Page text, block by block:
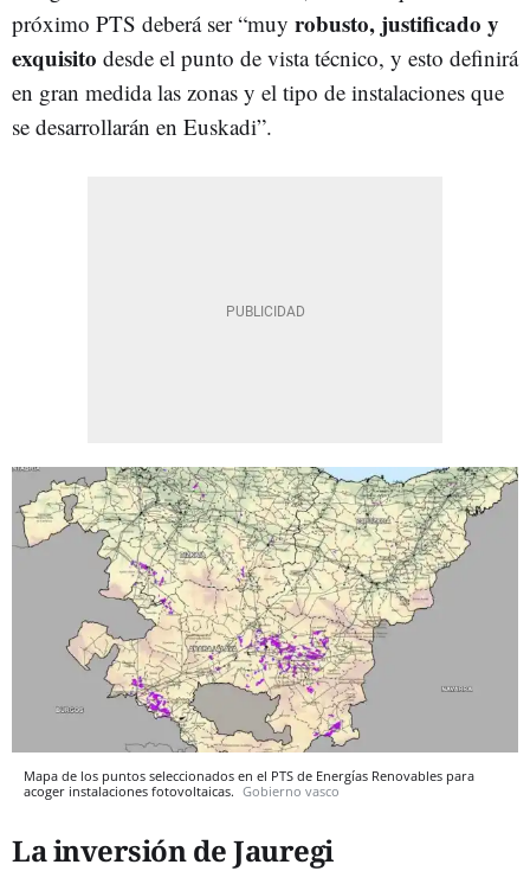
próximo PTS deberá ser “muy robusto, justificado y
exquisito desde el punto de vista técnico, y esto definirá
en gran medida las zonas y el tipo de instalaciones que
se desarrollarán en Euskadi”.
Mapa de los puntos seleccionados en el PTS de Energías Renovables para
acoger instalaciones fotovoltaicas. Gobierno vasco
La inversión de Jauregi